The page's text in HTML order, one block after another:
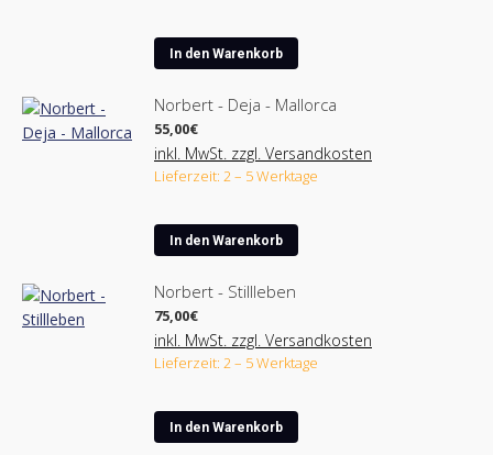
In den Warenkorb
Norbert - Deja - Mallorca
55,00€
inkl. MwSt. zzgl. Versandkosten
Lieferzeit: 2 – 5 Werktage
In den Warenkorb
Norbert - Stillleben
75,00€
inkl. MwSt. zzgl. Versandkosten
Lieferzeit: 2 – 5 Werktage
In den Warenkorb